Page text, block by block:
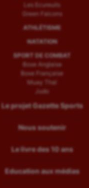
Les Ecureuils
Green Falcons
ATHLÉTISME
NATATION
SPORT DE COMBAT
Boxe Anglaise
Boxe Française
Muay Thaï
Judo
Le projet Gazette Sports
Nous soutenir
Le livre des 10 ans
Education aux médias